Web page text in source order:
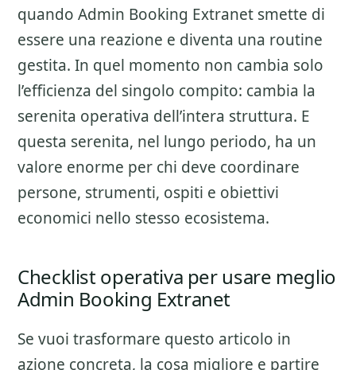
quando Admin Booking Extranet smette di
essere una reazione e diventa una routine
gestita. In quel momento non cambia solo
l’efficienza del singolo compito: cambia la
serenita operativa dell’intera struttura. E
questa serenita, nel lungo periodo, ha un
valore enorme per chi deve coordinare
persone, strumenti, ospiti e obiettivi
economici nello stesso ecosistema.
Checklist operativa per usare meglio
Admin Booking Extranet
Se vuoi trasformare questo articolo in
azione concreta, la cosa migliore e partire